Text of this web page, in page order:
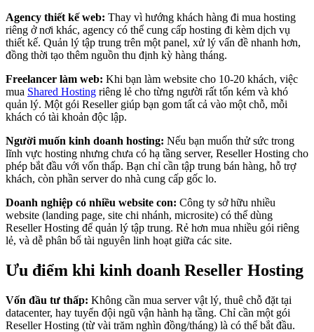
Agency thiết kế web: Thay vì hướng khách hàng đi mua hosting
riêng ở nơi khác, agency có thể cung cấp hosting đi kèm dịch vụ
thiết kế. Quản lý tập trung trên một panel, xử lý vấn đề nhanh hơn,
đồng thời tạo thêm nguồn thu định kỳ hàng tháng.
Freelancer làm web: Khi bạn làm website cho 10-20 khách, việc
mua Shared Hosting riêng lẻ cho từng người rất tốn kém và khó
quản lý. Một gói Reseller giúp bạn gom tất cả vào một chỗ, mỗi
khách có tài khoản độc lập.
Người muốn kinh doanh hosting: Nếu bạn muốn thử sức trong
lĩnh vực hosting nhưng chưa có hạ tầng server, Reseller Hosting cho
phép bắt đầu với vốn thấp. Bạn chỉ cần tập trung bán hàng, hỗ trợ
khách, còn phần server do nhà cung cấp gốc lo.
Doanh nghiệp có nhiều website con: Công ty sở hữu nhiều
website (landing page, site chi nhánh, microsite) có thể dùng
Reseller Hosting để quản lý tập trung. Rẻ hơn mua nhiều gói riêng
lẻ, và dễ phân bổ tài nguyên linh hoạt giữa các site.
Ưu điểm khi kinh doanh Reseller Hosting
Vốn đầu tư thấp: Không cần mua server vật lý, thuê chỗ đặt tại
datacenter, hay tuyển đội ngũ vận hành hạ tầng. Chỉ cần một gói
Reseller Hosting (từ vài trăm nghìn đồng/tháng) là có thể bắt đầu.